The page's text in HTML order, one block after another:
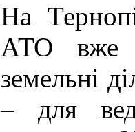
На
АТО вже
земельні
– для